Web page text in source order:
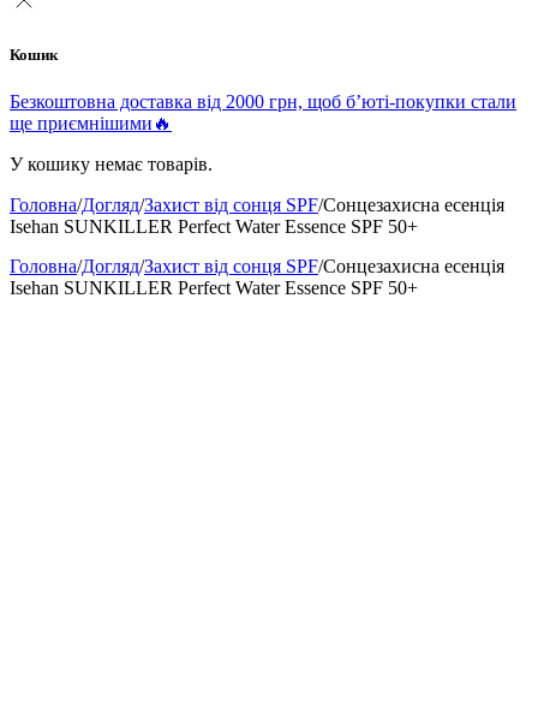
Кошик
Безкоштовна доставка від 2000 грн, щоб б’юті-покупки стали
ще приємнішими🔥
У кошику немає товарів.
Головна/Догляд/Захист від сонця SPF/Сонцезахисна есенція
Isehan SUNKILLER Perfect Water Essence SPF 50+
Головна/Догляд/Захист від сонця SPF/Сонцезахисна есенція
Isehan SUNKILLER Perfect Water Essence SPF 50+